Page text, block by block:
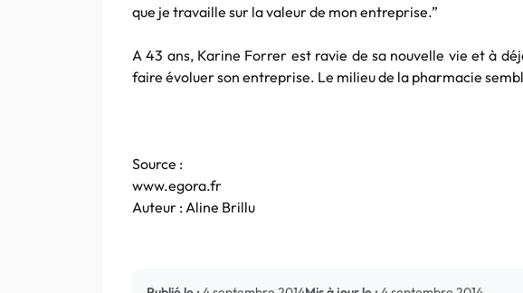
que je travaille sur la valeur de mon entreprise.”
A 43 ans, Karine Forrer est ravie de sa nouvelle vie et à
faire évoluer son entreprise. Le milieu de la pharmacie
Source :
www.egora.fr
Auteur : Aline Brillu